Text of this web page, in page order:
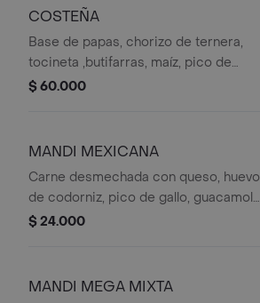
COSTEÑA
Base de papas, chorizo de ternera,
tocineta ,butifarras, maíz, pico de
gallo, queso rallado y ripio.
$ 60.000
MANDI MEXICANA
Carne desmechada con queso, huevo
de codorniz, pico de gallo, guacamole
y maíz tierno.
$ 24.000
MANDI MEGA MIXTA